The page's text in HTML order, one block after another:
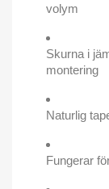
volym
Skurna i
montering
Naturlig
Fungerar